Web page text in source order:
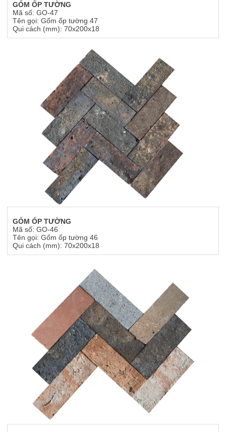
GỐM ỐP TƯỜNG
Mã số: GO-47
Tên gọi: Gốm ốp tường 47
Qui cách (mm): 70x200x18
GỐM ỐP TƯỜNG
Mã số: GO-46
Tên gọi: Gốm ốp tường 46
Qui cách (mm): 70x200x18